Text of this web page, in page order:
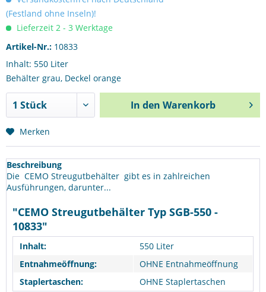
(Festland ohne Inseln)!
Lieferzeit 2 - 3 Werktage
Artikel-Nr.: 10833
Inhalt: 550 Liter
Behälter grau, Deckel orange
In den Warenkorb
Merken
Beschreibung
Die CEMO Streugutbehälter gibt es in zahlreichen
Ausführungen, darunter...
"CEMO Streugutbehälter Typ SGB-550 -
10833"
Inhalt:
550 Liter
Entnahmeöffnung:
OHNE Entnahmeöffnung
Staplertaschen:
OHNE Staplertaschen